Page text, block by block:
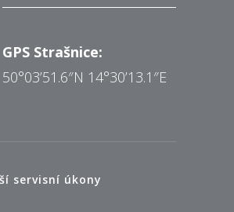
GPS Strašnice:
50°03’51.6″N 14°30’13.1″E
servisní úkony